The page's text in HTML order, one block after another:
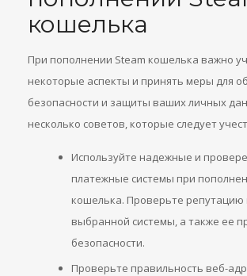
кошелька
При пополнении Steam кошелька важно
некоторые аспекты и принять меры для
безопасности и защиты ваших личных
несколько советов, которые следует
Используйте надежные и
платежные системы при
кошелька. Проверьте репутацию
выбранной системы, а также ее
безопасности.
Проверьте правильность веб-